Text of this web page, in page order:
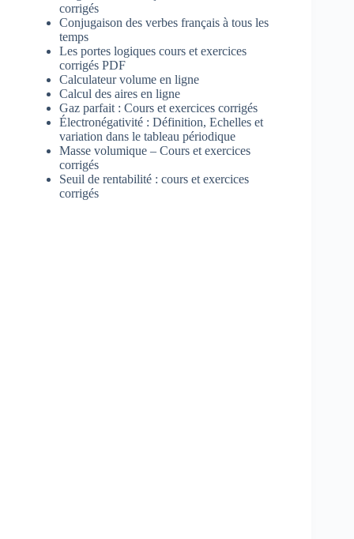
corrigés
Conjugaison des verbes français à tous les
temps
Les portes logiques cours et exercices
corrigés PDF
Calculateur volume en ligne
Calcul des aires en ligne
Gaz parfait : Cours et exercices corrigés
Électronégativité : Définition, Echelles et
variation dans le tableau périodique
Masse volumique – Cours et exercices
corrigés
Seuil de rentabilité : cours et exercices
corrigés